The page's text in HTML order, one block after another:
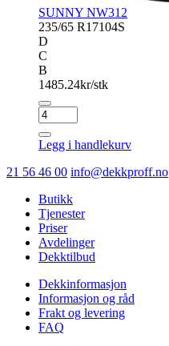
SUNNY NW312
235/65 R17104S
D
C
B
1485.24kr/stk
SUNNY
NW312
antall
Legg i handlekurv
21 56 46 00 info@dekkproff.no
Butikk
Tjenester
Priser
Avdelinger
Dekktilbud
Dekkinformasjon
Informasjon og råd
Frakt og levering
FAQ